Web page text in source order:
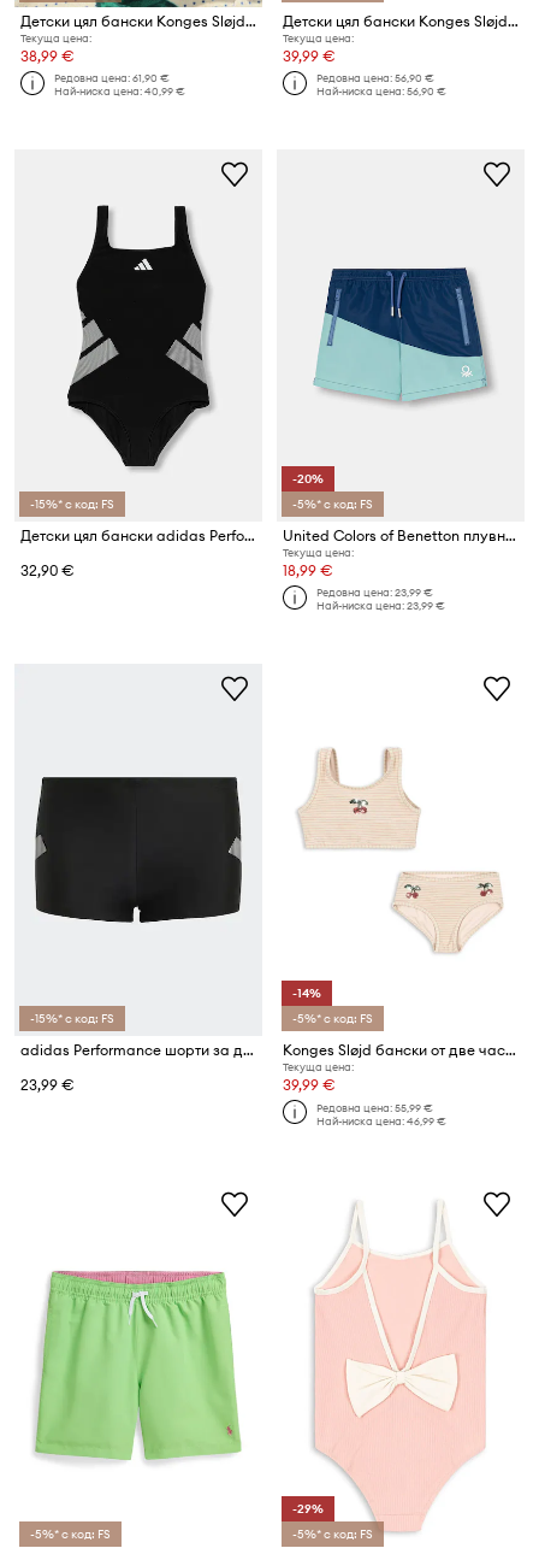
Детски цял бански Konges Sløjd SAILOR SWIMSUIT GRS
Текуща цена:
38,99 €
Редовна цена:61,90 €
Най-ниска цена:40,99 €
Детски цял бански Konges Sløjd ETTA SWIMSUIT
Текуща цена:
39,99 €
Редовна цена:56,90 €
Най-ниска цена:56,90 €
-15%* с код: FS
Детски цял бански adidas Performance
32,90 €
-20%
-5%* с код: FS
United Colors of Benetton плувни шорти за деца
Текуща цена:
18,99 €
Редовна цена:23,99 €
Най-ниска цена:23,99 €
-15%* с код: FS
adidas Performance шорти за деца
23,99 €
-14%
-5%* с код: FS
Konges Sløjd бански от две части за деца JADE SWIM BIKINI
Текуща цена:
39,99 €
Редовна цена:55,99 €
Най-ниска цена:46,99 €
-5%* с код: FS
-29%
-5%* с код: FS